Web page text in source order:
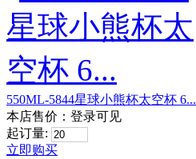
550ML-5844星球小熊杯太空杯 6...
本店售价： 登录可见
起订量:
立即购买